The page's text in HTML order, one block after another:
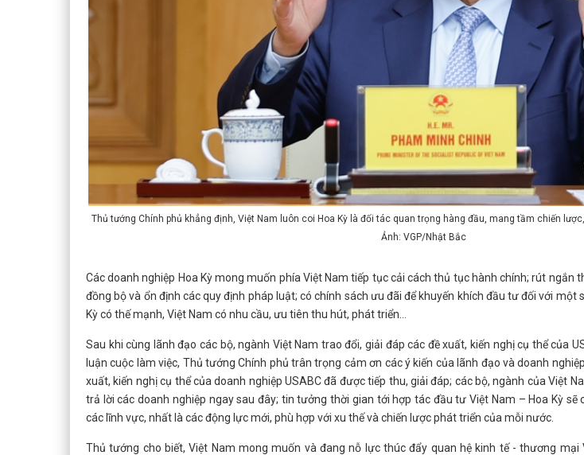
Thủ tướng Chính phủ khẳng định, Việt Nam luôn coi Hoa Kỳ là đối tác quan trọng hàng đầu, mang tầm chiến
Ảnh: VGP/Nhật Bắc
Các doanh nghiệp Hoa Kỳ mong muốn phía Việt Nam tiếp tục cải cách thủ tục hành chính; rút ngắn
đồng bộ và ổn định các quy định pháp luật; có chính sách ưu đãi để khuyến khích đầu tư đối với một
Kỳ có thế mạnh, Việt Nam có nhu cầu, ưu tiên thu hút, phát triển…
Sau khi cùng lãnh đạo các bộ, ngành Việt Nam trao đổi, giải đáp các đề xuất, kiến nghị cụ thể của
luận cuộc làm việc, Thủ tướng Chính phủ trân trọng cảm ơn các ý kiến của lãnh đạo và doanh
xuất, kiến nghị cụ thể của doanh nghiệp USABC đã được tiếp thu, giải đáp; các bộ, ngành của Việt
trả lời các doanh nghiệp ngay sau đây; tin tưởng thời gian tới hợp tác đầu tư Việt Nam – Hoa Kỳ
các lĩnh vực, nhất là các động lực mới, phù hợp với xu thế và chiến lược phát triển của mỗi nước.
Thủ tướng cho biết, Việt Nam mong muốn và đang nỗ lực thúc đẩy quan hệ kinh tế - thương mại